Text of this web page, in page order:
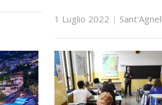
1 Luglio 2022 |